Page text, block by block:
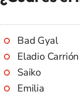
Bad Gyal
Eladio Carrión
Saiko
Emilia